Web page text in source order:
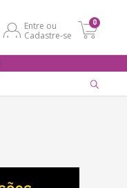
Entre ou
Cadastre-se
0